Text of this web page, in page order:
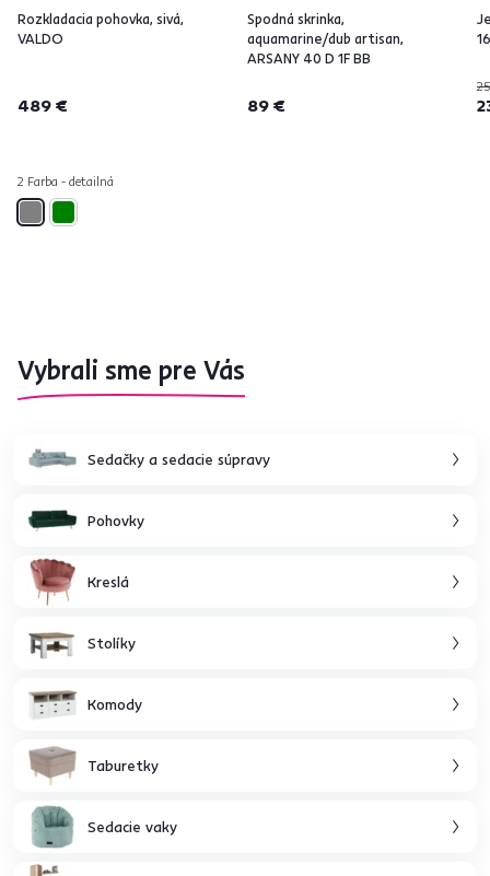
Rozkladacia pohovka, sivá,
VALDO
489 €
2 Farba - detailná
Spodná skrinka,
aquamarine/dub artisan,
ARSANY 40 D 1F BB
89 €
Vybrali sme pre Vás
Sedačky a sedacie súpravy
Pohovky
Kreslá
Stolíky
Komody
Taburetky
Sedacie vaky